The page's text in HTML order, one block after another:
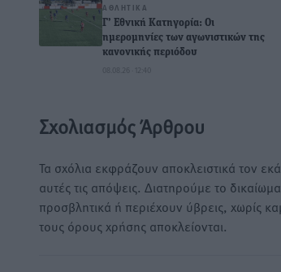
ΑΘΛΗΤΙΚΆ
Γ’ Εθνική Κατηγορία: Οι
ημερομηνίες των αγωνιστικών της
κανονικής περιόδου
08.08.26 · 12:40
Σχολιασμός Άρθρου
Τα σχόλια εκφράζουν αποκλειστικά τον
αυτές τις απόψεις. Διατηρούμε το
προσβλητικά ή περιέχουν ύβρεις, χωρίς
τους όρους χρήσης αποκλείονται.